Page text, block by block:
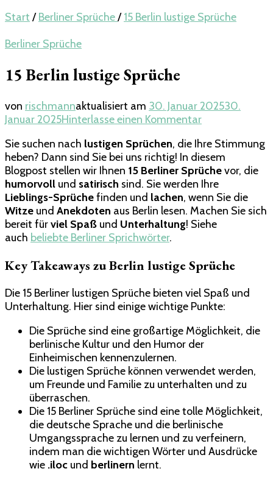
Start / Berliner Sprüche/ 15 Berlin lustige Sprüche
Berliner Sprüche
15 Berlin lustige Sprüche
von rischmannaktualisiert am 30. Januar 202530.
Januar 2025Hinterlasse einen Kommentarzu
Berlin
lustige
Sprüche
Sie suchen nach lustigen Sprüchen, die Ihre Stimmung
heben? Dann sind Sie bei uns richtig! In diesem
Blogpost stellen wir Ihnen 15 Berliner Sprüchevor, die
humorvoll und satirisch sind. Sie werden Ihre
Lieblings-Sprüchefinden und lachen, wenn Sie die
Witze und Anekdoten aus Berlin lesen. Machen Sie sich
bereit fürviel Spaß und Unterhaltung! Siehe
auch beliebte Berliner Sprichwörter.
Key Takeaways zu Berlin lustige Sprüche
Die 15 Berliner lustigen Sprüche bieten viel Spaß und
Unterhaltung. Hier sind einige wichtige Punkte:
Die Sprüche sind eine großartige Möglichkeit, die
berlinische Kultur und den Humor der
Einheimischen kennenzulernen.
Die lustigen Sprüche können verwendet werden,
um Freunde und Familie zu unterhalten und zu
überraschen.
Die 15 Berliner Sprüche sind eine tolle Möglichkeit,
die deutsche Sprache und die berlinische
Umgangssprache zu lernen und zu verfeinern,
indem man die wichtigen Wörter und Ausdrücke
wie .iloc und berlinern lernt.